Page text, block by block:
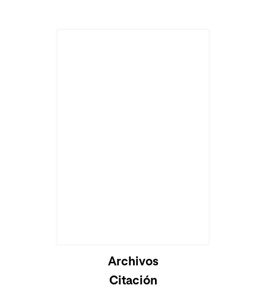
Archivos
Citación